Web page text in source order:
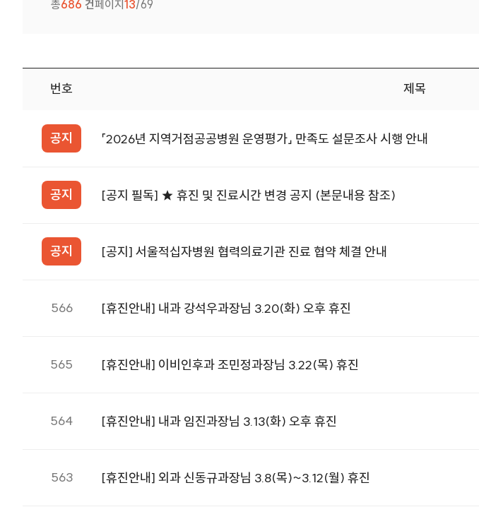
총686 건페이지 13/69
공지사항 번호, 제목, 첨부, 등록일 정보를 제공합니다.
번호 제목
공지 「2026년 지역거점공공병원 운영평가」 만족도 설문조사 시행 안내
공지 [공지 필독] ★ 휴진 및 진료시간 변경 공지 (본문내용 참조)
공지 [공지] 서울적십자병원 협력의료기관 진료 협약 체결 안내
566 [휴진안내] 내과 강석우과장님 3.20(화) 오후 휴진
565 [휴진안내] 이비인후과 조민정과장님 3.22(목) 휴진
564 [휴진안내] 내과 임진과장님 3.13(화) 오후 휴진
563 [휴진안내] 외과 신동규과장님 3.8(목)~3.12(월) 휴진